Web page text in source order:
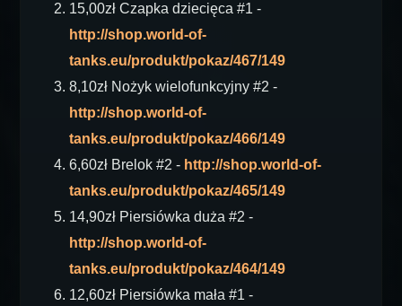
15,00zł Czapka dziecięca #1 -
http://shop.world-of-
tanks.eu/produkt/pokaz/467/149
8,10zł Nożyk wielofunkcyjny #2 -
http://shop.world-of-
tanks.eu/produkt/pokaz/466/149
6,60zł Brelok #2 - http://shop.world-of-
tanks.eu/produkt/pokaz/465/149
14,90zł Piersiówka duża #2 -
http://shop.world-of-
tanks.eu/produkt/pokaz/464/149
12,60zł Piersiówka mała #1 -